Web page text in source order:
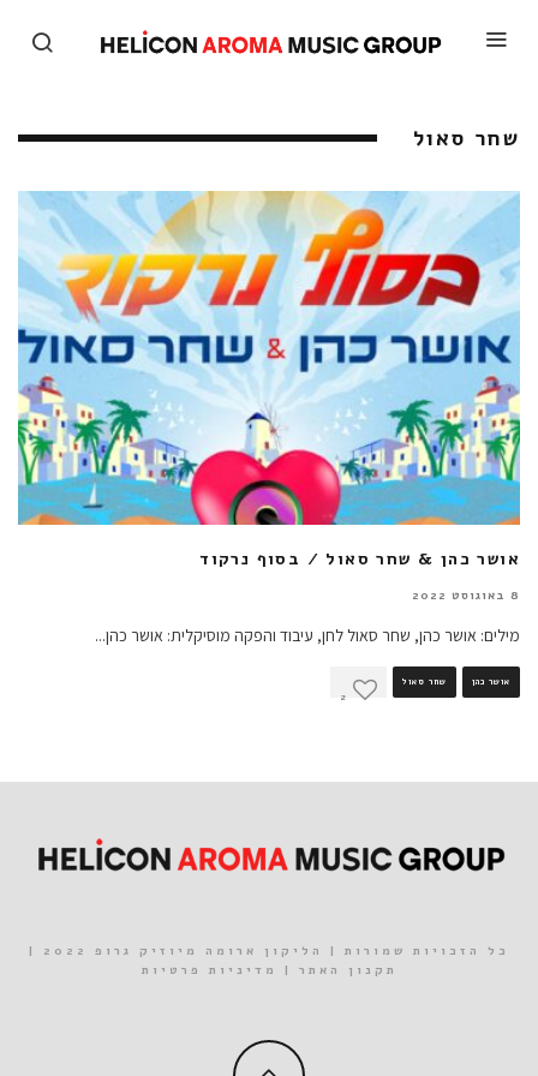
שחר סאול
אושר כהן & שחר סאול / בסוף נרקוד
8 באוגוסט 2022
מילים: אושר כהן, שחר סאול לחן, עיבוד והפקה מוסיקלית: אושר כהן...
אושר כהן שחר סאול
2
כל הזכויות שמורות | הליקון ארומה מיוזיק גרופ 2022 |
תקנון האתר | מדיניות פרטיות